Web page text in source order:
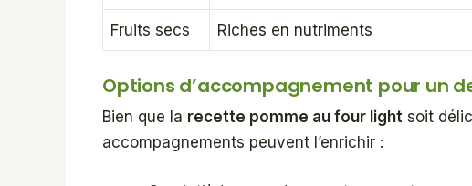
Fruits secs Riches en nutriments
Options d’accompagnement pour un
Bien que la recette pomme au four light soit
accompagnements peuvent l’enrichir :